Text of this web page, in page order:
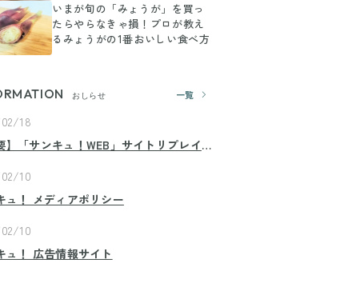
いまが旬の「みょうが」を買っ
たらやらなきゃ損！プロが教え
るみょうがの1番おいしい食べ方
おしらせ 一覧
18
】「サンキュ！WEB」サイトリプレイ
10
ュ！ メディアポリシー
10
ュ！ 広告情報サイト